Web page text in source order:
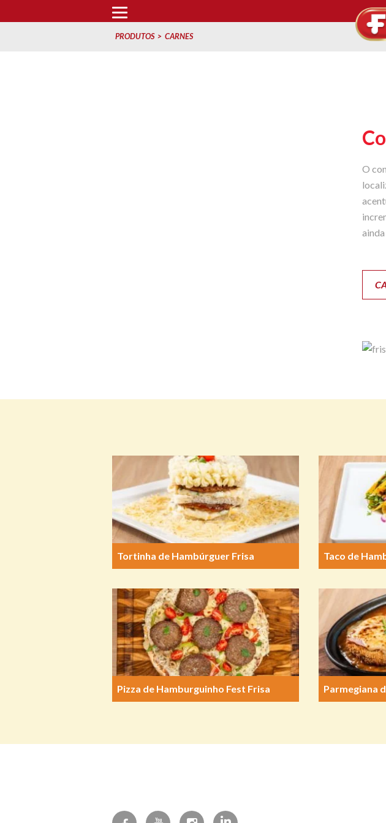
PRODUTOS CARNES
O
Tortinha de Hambúrguer Frisa Taco de
Pizza de Hamburguinho Fest Frisa Parmegiana